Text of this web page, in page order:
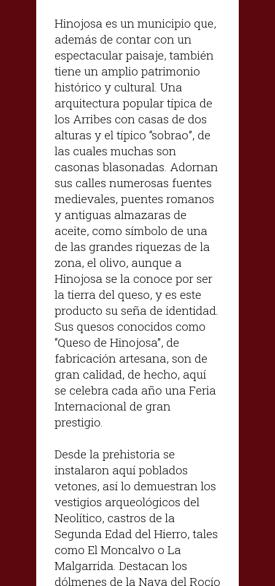
Hinojosa es un municipio que,
además de contar con un
espectacular paisaje, también
tiene un amplio patrimonio
histórico y cultural. Una
arquitectura popular típica de
los Arribes con casas de dos
alturas y el típico “sobrao”, de
las cuales muchas son
casonas blasonadas. Adornan
sus calles numerosas fuentes
medievales, puentes romanos
y antiguas almazaras de
aceite, como símbolo de una
de las grandes riquezas de la
zona, el olivo, aunque a
Hinojosa se la conoce por ser
la tierra del queso, y es este
producto su seña de identidad.
Sus quesos conocidos como
“Queso de Hinojosa”, de
fabricación artesana, son de
gran calidad, de hecho, aquí
se celebra cada año una Feria
Internacional de gran
prestigio.
Desde la prehistoria se
instalaron aquí poblados
vetones, así lo demuestran los
vestigios arqueológicos del
Neolítico, castros de la
Segunda Edad del Hierro, tales
como El Moncalvo o La
Malgarrida. Destacan los
dólmenes de la Nava del Rocío